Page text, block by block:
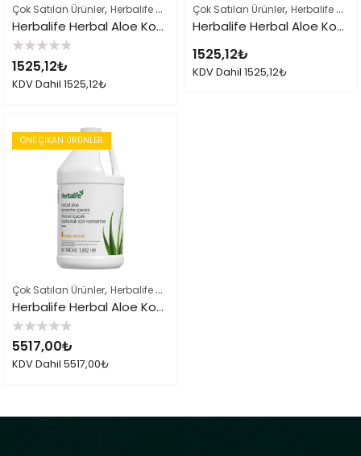
Çok Satılan Ürünler, Herbalife Çayları ve İçeçekler ,Herbalife Ürün Listesi
Herbalife Herbal Aloe Konsantre İçecek
5
üzerinden
0
oy
1525,12₺
KDV Dahil 1525,12₺
Çok Satılan Ürünler, Herbalife Çayları ve İçeçekler
Herbalife Herbal Aloe Konsantre İçecek Mango
1525,12₺
KDV Dahil 1525,12₺
ÖNE ÇIKAN ÜRÜNLER
Çok Satılan Ürünler, Herbalife Çayları ve İçeçekler
Herbalife Herbal Aloe Konsantre İçecek Mango 1.9 Lt
5
üzerinden
0
oy
5517,00₺
KDV Dahil 5517,00₺